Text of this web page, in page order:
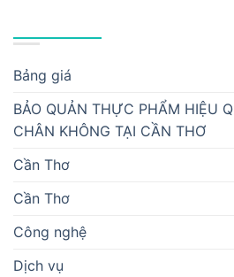
Bảng giá
BẢO QUẢN THỰC PHẨM HIỆU
CHÂN KHÔNG TẠI CẦN THƠ
Cần Thơ
Cần Thơ
Công nghệ
Dịch vụ